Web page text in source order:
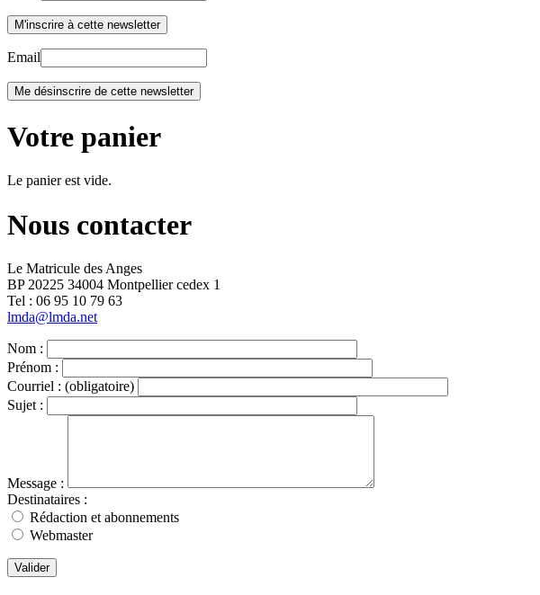
Email
Votre panier
Le panier est vide.
Nous contacter
Le Matricule des Anges
BP 20225 34004 Montpellier cedex 1
Tel : ‭06 95 10 79 63
lmda@lmda.net
Nom :
Prénom :
Courriel : (obligatoire)
Sujet :
Message :
Destinataires :
Rédaction et abonnements
Webmaster
Valider